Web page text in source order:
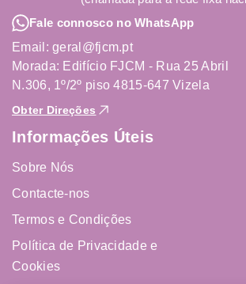
Fale connosco no WhatsApp
Email: geral@fjcm.pt
Morada: Edifício FJCM - Rua 25 Abril
N.306, 1º/2º piso 4815-647 Vizela
Obter Direções
Informações Úteis
Sobre Nós
Contacte-nos
Termos e Condições
Política de Privacidade e
Cookies